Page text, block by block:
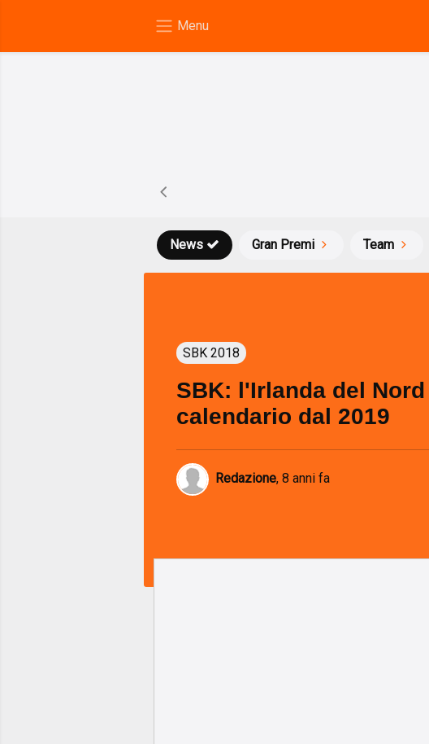
News Gran Premi Team
SBK 2018
SBK: l'Irlanda del
calendario dal 2019
Redazione, 8 anni fa